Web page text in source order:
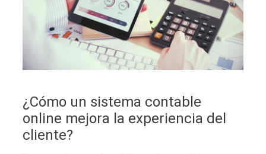
¿ Cómo un sistema contable
online mejora la experiencia del
cliente?